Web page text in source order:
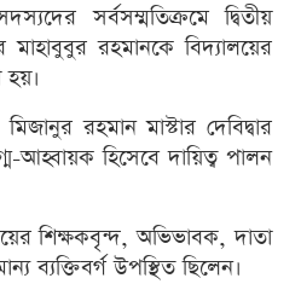
সর্বসম্মতিক্রমে দ্বিতীয়
মাহাবুবুর রহমানকে বিদ্যালয়ের
হয়।
রহমান মাস্টার দেবিদ্বার
আহ্বায়ক হিসেবে দায়িত্ব পালন
শিক্ষকবৃন্দ, অভিভাবক, দাতা
ব্যক্তিবর্গ উপস্থিত ছিলেন।